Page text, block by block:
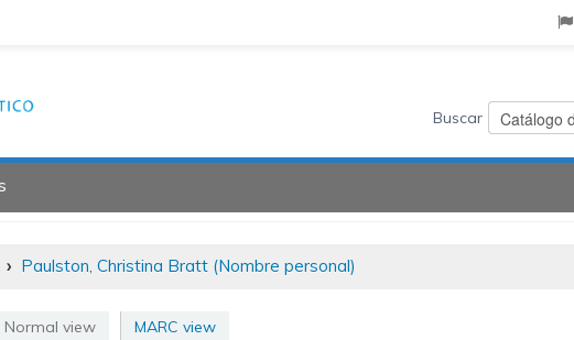
Buscar
› Paulston, Christina Bratt (Nombre personal)
Normal view MARC view